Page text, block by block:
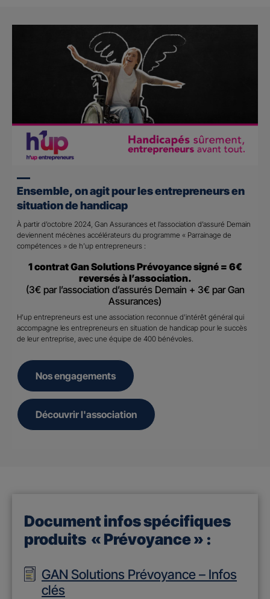
Ensemble, on agit pour les entrepreneurs en
situation de handicap
À partir d’octobre 2024, Gan Assurances et l’association d’assuré Demain
deviennent mécènes accélérateurs du programme « Parrainage de
compétences » de h’up entrepreneurs :
1 contrat Gan Solutions Prévoyance signé = 6€
reversés à l’association.
(3€ par l’association d’assurés Demain + 3€ par Gan
Assurances)
H’up entrepreneurs est une association reconnue d’intérêt général qui
accompagne les entrepreneurs en situation de handicap pour le succès
de leur entreprise, avec une équipe de 400 bénévoles.
Nos engagements
Découvrir l'association
Document infos spécifiques
produits « Prévoyance » :
GAN Solutions Prévoyance – Infos
clés